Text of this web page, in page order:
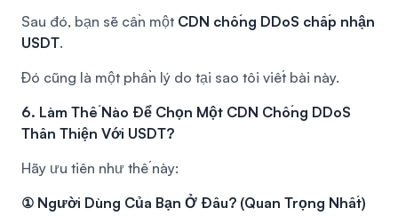
Sau đó, bạn sẽ cần một CDN chống DDoS chấp nhận
USDT.
Đó cũng là một phần lý do tại sao tôi viết bài này.
6. Làm Thế Nào Để Chọn Một CDN Chống DDoS
Thân Thiện Với USDT?
Hãy ưu tiên như thế này:
① Người Dùng Của Bạn Ở Đâu? (Quan Trọng Nhất)